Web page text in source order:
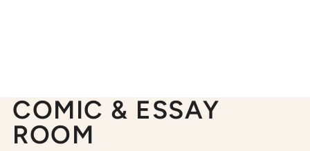
COMIC & ESSAY
ROOM